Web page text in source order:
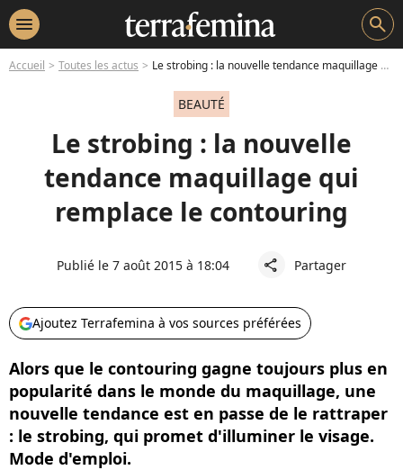
menu search
Accueil Toutes les actus Le strobing : la nouvelle tendance maquillage qui remplace le contouring
BEAUTÉ
Le strobing : la nouvelle
tendance maquillage qui
remplace le contouring
Publié le 7 août 2015 à 18:04 share Partager
Ajoutez Terrafemina à vos sources préférées
Alors que le contouring gagne toujours plus en
popularité dans le monde du maquillage, une
nouvelle tendance est en passe de le rattraper
: le strobing, qui promet d'illuminer le visage.
Mode d'emploi.